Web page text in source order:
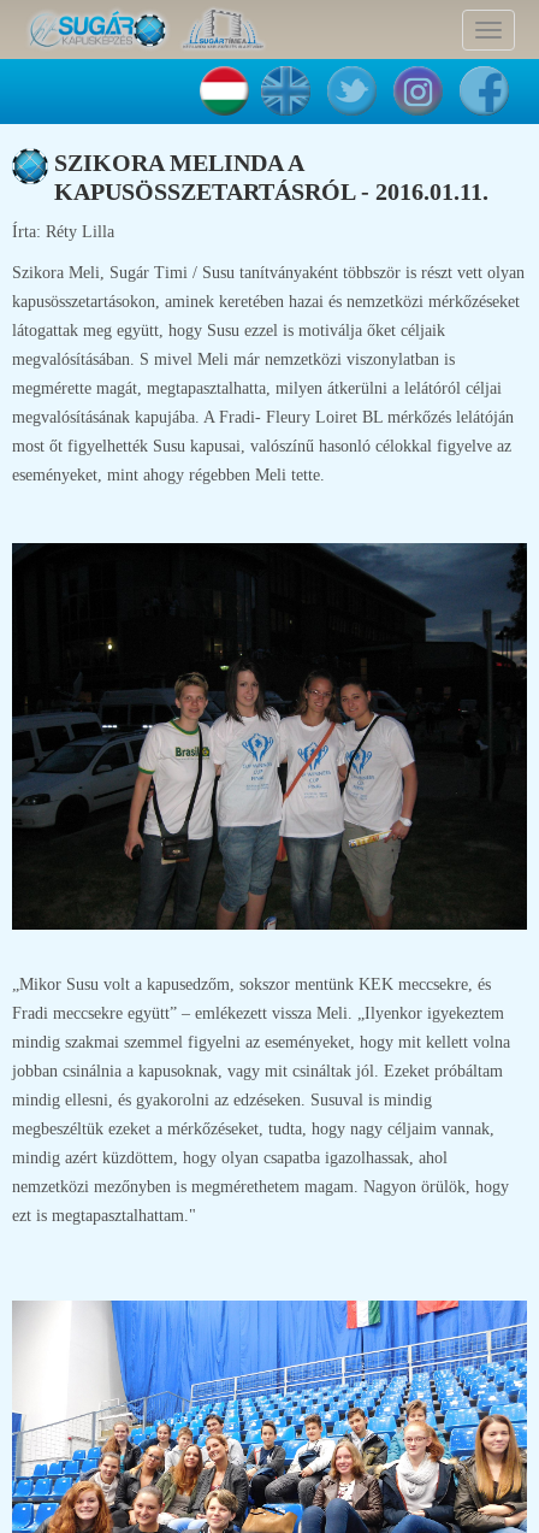
Toggle
SZIKORA MELINDA A
KAPUSÖSSZETARTÁSRÓL - 2016.01.11.
Írta: Réty Lilla
Szikora Meli, Sugár Timi / Susu tanítványaként többször is részt vett olyan
kapusösszetartásokon, aminek keretében hazai és nemzetközi mérkőzéseket
látogattak meg együtt, hogy Susu ezzel is motiválja őket céljaik
megvalósításában. S mivel Meli már nemzetközi viszonylatban is
megmérette magát, megtapasztalhatta, milyen átkerülni a lelátóról céljai
megvalósításának kapujába. A Fradi- Fleury Loiret BL mérkőzés lelátóján
most őt figyelhették Susu kapusai, valószínű hasonló célokkal figyelve az
eseményeket, mint ahogy régebben Meli tette.
„Mikor Susu volt a kapusedzőm, sokszor mentünk KEK meccsekre, és
Fradi meccsekre együtt” – emlékezett vissza Meli. „Ilyenkor igyekeztem
mindig szakmai szemmel figyelni az eseményeket, hogy mit kellett volna
jobban csinálnia a kapusoknak, vagy mit csináltak jól. Ezeket próbáltam
mindig ellesni, és gyakorolni az edzéseken. Susuval is mindig
megbeszéltük ezeket a mérkőzéseket, tudta, hogy nagy céljaim vannak,
mindig azért küzdöttem, hogy olyan csapatba igazolhassak, ahol
nemzetközi mezőnyben is megmérethetem magam. Nagyon örülök, hogy
ezt is megtapasztalhattam."